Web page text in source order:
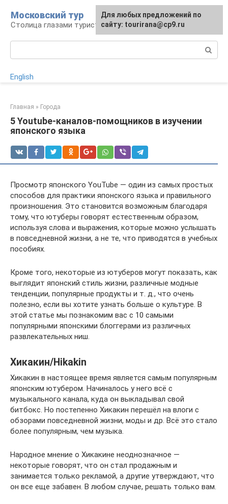
контенту
Московский тур
Столица глазами туриста
English
Главная » Города
5 Youtube-каналов-помощников в изучении
японского языка
Просмотр японского YouTube — один из самых простых
способов для практики японского языка и правильного
произношения. Это становится возможным благодаря
тому, что ютуберы говорят естественным образом,
используя слова и выражения, которые можно услышать
в повседневной жизни, а не те, что приводятся в учебных
пособиях.
Кроме того, некоторые из ютуберов могут показать, как
выглядит японский стиль жизни, различные модные
тенденции, популярные продукты и​ ​т. д., что очень
полезно, если вы хотите узнать больше о культуре. В
этой статье мы познакомим вас с 10 самыми
популярными японскими блоггерами из различных
развлекательных ниш.
Хикакин/Hikakin
Хикакин в настоящее время является самым популярным
японским ютубером. Начиналось у него всё с
музыкального канала, куда он выкладывал свой
битбокс. Но постепенно Хикакин перешёл на влоги с
обзорами повседневной жизни, моды и др. Всё это стало
более популярным, чем музыка.
Народное мнение о Хикакине неоднозначное —
некоторые говорят, что он стал продажным и
занимается только рекламой, а другие утверждают, что
он все еще забавен. В любом случае, решать только вам.
Для любых предложений по
сайту: tourirana@cp9.ru